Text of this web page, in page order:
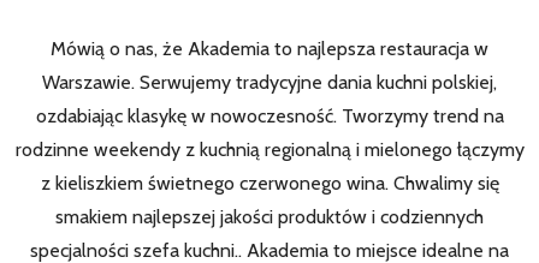
Mówią o nas, że Akademia to najlepsza restauracja w
Warszawie. Serwujemy tradycyjne dania kuchni polskiej,
ozdabiając klasykę w nowoczesność. Tworzymy trend na
rodzinne weekendy z kuchnią regionalną i mielonego łączymy
z kieliszkiem świetnego czerwonego wina. Chwalimy się
smakiem najlepszej jakości produktów i codziennych
specjalności szefa kuchni.. Akademia to miejsce idealne na